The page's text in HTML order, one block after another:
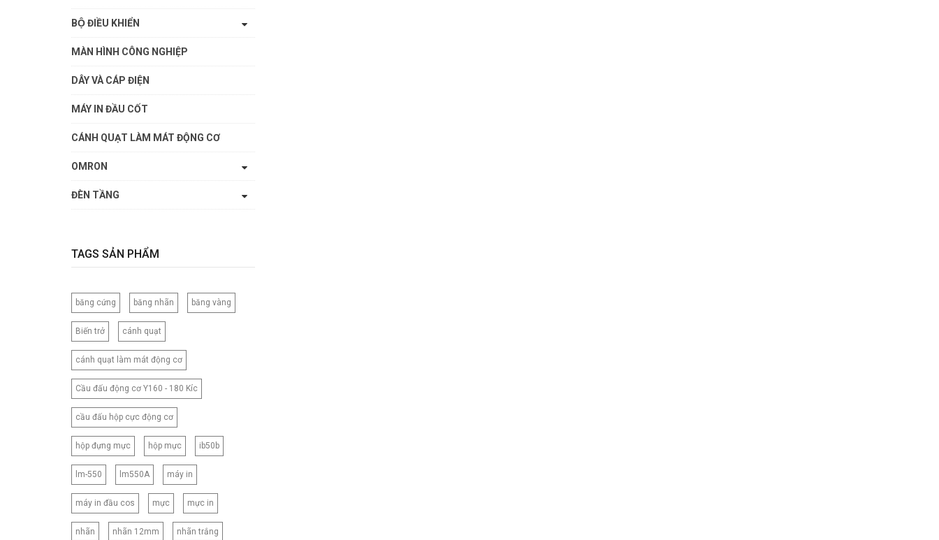
BỘ ĐIỀU KHIỂN
MÀN HÌNH CÔNG NGHIỆP
DÂY VÀ CÁP ĐIỆN
MÁY IN ĐẦU CỐT
CÁNH QUẠT LÀM MÁT ĐỘNG CƠ
OMRON
ĐÈN TẦNG
TAGS SẢN PHẨM
băng cứng băng nhãn băng vàng
Biến trở cánh quạt
cánh quạt làm mát động cơ
Cầu đấu động cơ Y160 - 180 Kíc
cầu đấu hộp cực động cơ
hộp đựng mực hộp mực ib50b
lm-550 lm550A máy in
máy in đầu cos mực mực in
nhãn nhãn 12mm nhãn trắng